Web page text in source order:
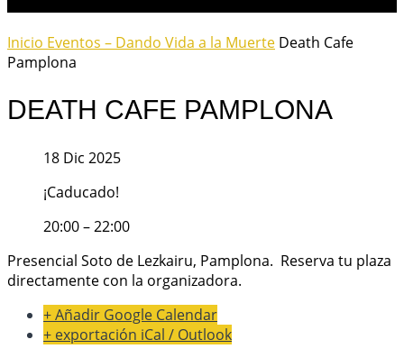
Inicio Eventos – Dando Vida a la Muerte Death Cafe
Pamplona
DEATH CAFE PAMPLONA
18 Dic 2025
¡Caducado!
20:00 – 22:00
Presencial Soto de Lezkairu, Pamplona. Reserva tu plaza
directamente con la organizadora.
+ Añadir Google Calendar
+ exportación iCal / Outlook